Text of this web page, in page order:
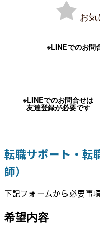
お
※LINEでのお問
※LINEでのお問合せは
友達登録が必要です
転職サポート・転
師）
下記フォームから必要事
希望内容